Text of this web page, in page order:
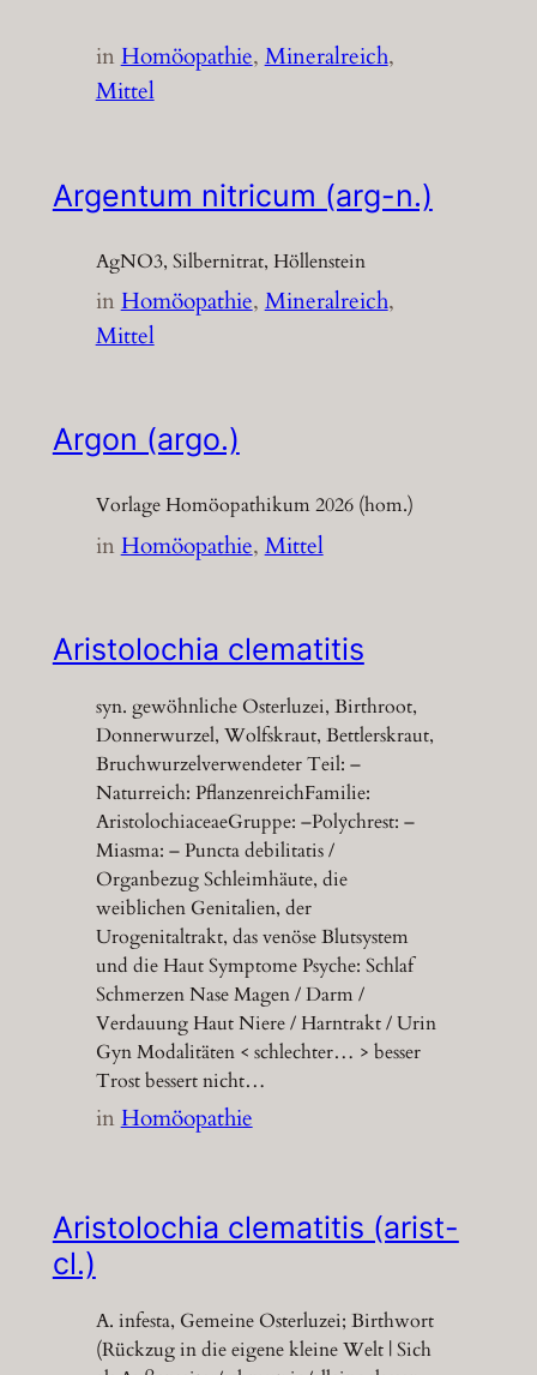
inHomöopathie, Mineralreich
Mittel
Argentum nitricum (arg-n.)
AgNO3, Silbernitrat, Höllenstein
inHomöopathie, Mineralreich
Mittel
Argon (argo.)
Vorlage Homöopathikum 2026 (hom.)
inHomöopathie, Mittel
Aristolochia clematitis
syn. gewöhnliche Osterluzei, Birthroot,
Donnerwurzel, Wolfskraut, Bettlerskraut,
Bruchwurzelverwendeter Teil: –
Naturreich: PflanzenreichFamilie:
AristolochiaceaeGruppe: –Polychrest: –
Miasma: – Puncta debilitatis /
Organbezug Schleimhäute, die
weiblichen Genitalien, der
Urogenitaltrakt, das venöse Blutsystem
und die Haut Symptome Psyche: Schlaf
Schmerzen Nase Magen / Darm /
Verdauung Haut Niere / Harntrakt / Urin
Gyn Modalitäten < schlechter… > besser
Trost bessert nicht…
inHomöopathie
Aristolochia clematitis (arist-
cl.)
A. infesta, Gemeine Osterluzei; Birthwort
(Rückzug in die eigene kleine Welt | Sich